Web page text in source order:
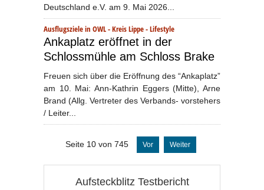
Deutschland e.V. am 9. Mai 2026...
Ausflugsziele in OWL-Kreis Lippe-Lifestyle
Ankaplatz eröffnet in der
Schlossmühle am Schloss Brake
Freuen sich über die Eröffnung des “Ankaplatz”
am 10. Mai: Ann-Kathrin Eggers (Mitte), Arne
Brand (Allg. Vertreter des Verbands- vorstehers
/ Leiter...
Seite 10 von 745 Vor Weiter
Aufsteckblitz Testbericht